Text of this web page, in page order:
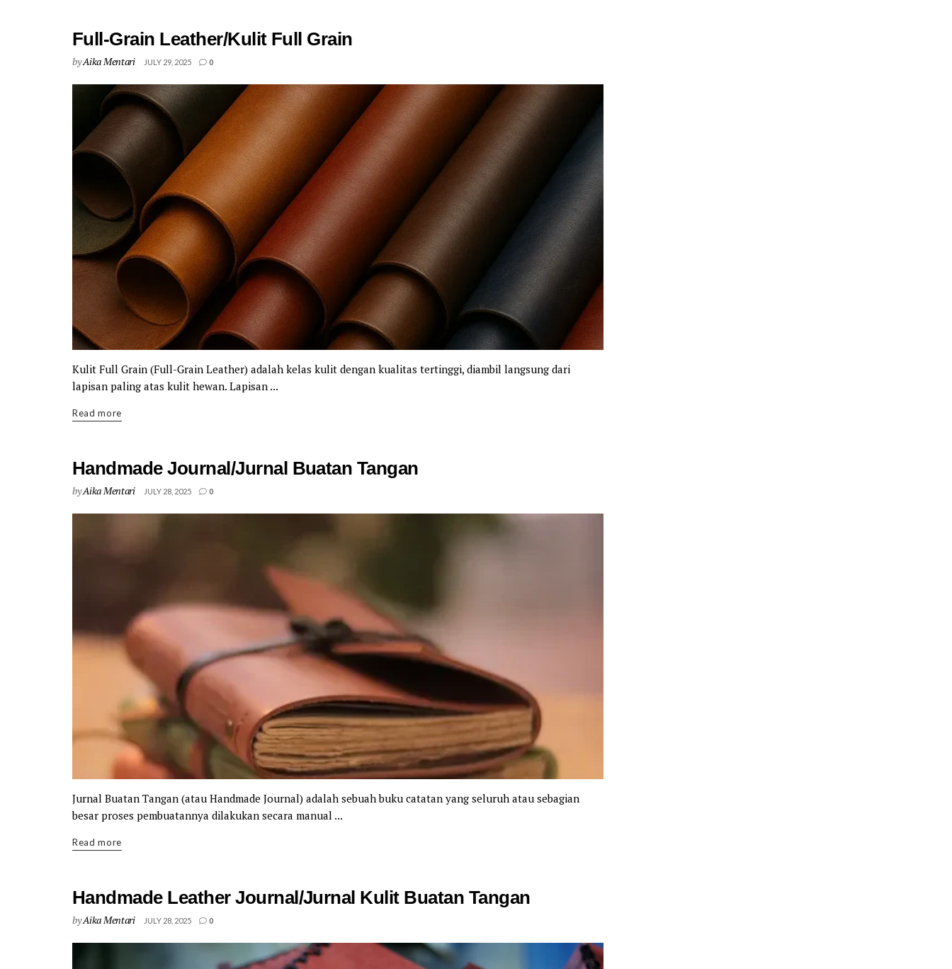
Full-Grain Leather/Kulit Full Grain
byAika Mentari JULY 29, 2025 0
Kulit Full Grain (Full-Grain Leather) adalah kelas kulit dengan kualitas tertinggi, diambil langsung dari
lapisan paling atas kulit hewan. Lapisan ...
Read moreDetails
Handmade Journal/Jurnal Buatan Tangan
byAika Mentari JULY 28, 2025 0
Jurnal Buatan Tangan (atau Handmade Journal) adalah sebuah buku catatan yang seluruh atau sebagian
besar proses pembuatannya dilakukan secara manual ...
Read moreDetails
Handmade Leather Journal/Jurnal Kulit Buatan Tangan
byAika Mentari JULY 28, 2025 0